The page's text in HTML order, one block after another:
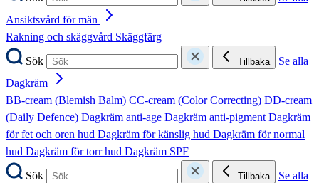
Ansiktsvård för män
Rakning och skäggvård Skäggfärg
Sök
Tillbaka
Se alla
Dagkräm
BB-cream (Blemish Balm) CC-cream (Color Correcting) DD-cream
(Daily Defence) Dagkräm anti-age Dagkräm anti-pigmentDagkräm
för fet och oren hud Dagkräm för känslig hud Dagkräm för normal
hud Dagkräm för torr hud Dagkräm SPF
Sök
Tillbaka
Se alla